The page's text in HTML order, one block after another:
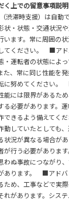
く上での留意事項説明
渋滞時支援）は自動
状・状態・交通状況
います。常に周囲の
てください。 ■アド
・運転者の状態によ
た、常に同じ性能を
に努めてください
能には限界があるた
る必要があります。
できるよう備えて
動していたとしても
状況が異なる場合が
が行う必要がありま
わぬ事故につながり
あります。 ■アドバ
ため、工事などで実
れがあります。シス